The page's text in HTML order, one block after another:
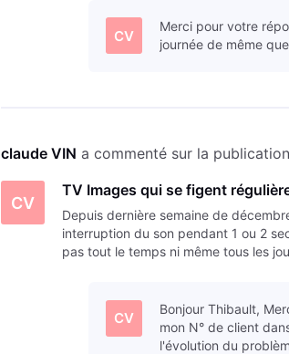
CV
Merci pour votre
journée de même
claude VIN a commenté sur la
CV
TV Images qui se figent
Depuis dernière semaine de
interruption du son pendant 1 ou 2
pas tout le temps ni même tous les
CV
Bonjour Thibault,
mon N° de client
l'évolution du